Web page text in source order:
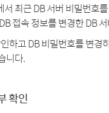
최근 DB 서버 비밀번호
접속 정보를 변경한 DB
하고 DB 비밀번호를 변경
니다.
확인